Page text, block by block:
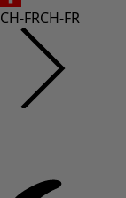
CH-FRCH-FR